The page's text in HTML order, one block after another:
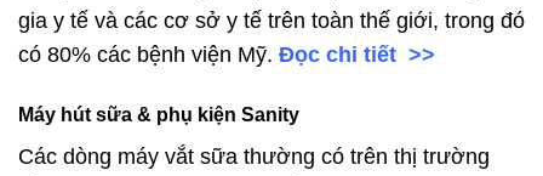
gia y tế và các cơ sở y tế trên toàn thế giới, trong đó
có 80% các bệnh viện Mỹ. Đọc chi tiết >>
Máy hút sữa & phụ kiện Sanity
Các dòng máy vắt sữa thường có trên thị trường